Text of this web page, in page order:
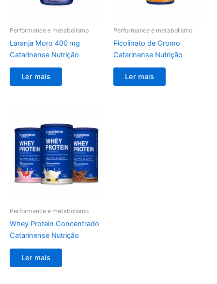
Performance e metabolismo
Laranja Moro 400 mg
Catarinense Nutrição
Ler mais
Performance e metabolismo
Picolinato de Cromo
Catarinense Nutrição
Ler mais
Performance e metabolismo
Whey Protein Concentrado
Catarinense Nutrição
Ler mais